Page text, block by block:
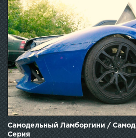
Самодельный Ламборгини /
Серия